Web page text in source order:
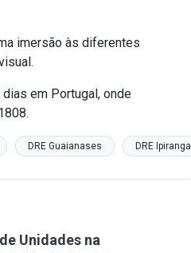
imersão às diferentes
em Portugal, onde
DRE Guaianases DRE Ipiranga
Unidades na